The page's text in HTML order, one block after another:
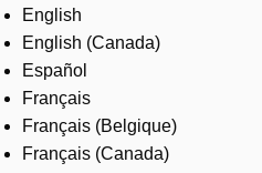
Careers
English
English (Canada)
Español
Français
Français (Belgique)
Français (Canada)